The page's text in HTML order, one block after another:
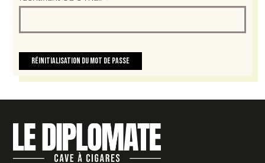
Réinitialisation du mot de passe